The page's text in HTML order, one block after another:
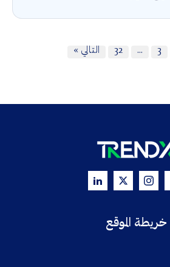
3
…
32 التالي »
خريطة الموقع